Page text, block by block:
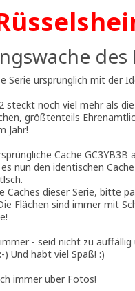
Serie ursprünglich mit der
steckt noch viel mehr als
größtenteils
Jahr!
Cache
nun den identischen
Caches dieser Serie, bitte
Flächen sind immer mit
- seid nicht zu
Und habt viel Spaß! :)
immer über Fotos!